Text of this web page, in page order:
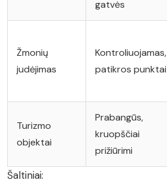
gatvės
Žmonių
judėjimas
Kontroliuojamas,
patikros punktai
Turizmo
objektai
Prabangūs,
kruopščiai
prižiūrimi
Šaltiniai: